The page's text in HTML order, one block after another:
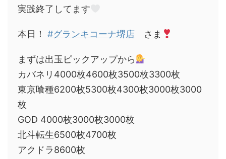
実践終了してます
本日！ #グランキコーナ堺店 さま
まずは出玉ピックアップから
カバネリ4000枚4600枚3500枚3300枚
東京喰種6200枚5300枚4300枚3000枚3000
枚
GOD 4000枚3000枚3000枚
北斗転生6500枚4700枚
アクドラ8600枚